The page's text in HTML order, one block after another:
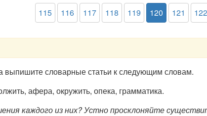
115 116 117 118 119 120 121 122
выпишите словарные статьи к следующим словам.
афера, окружить, опека, грамматика.
каждого из них? Устно просклоняйте